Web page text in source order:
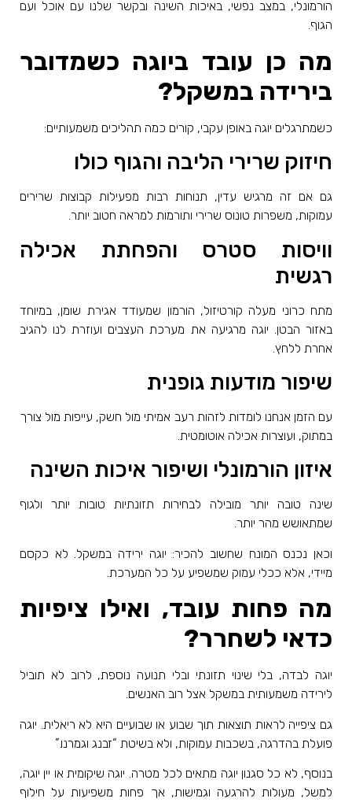
הורמונלי, במצב נפשי, באיכות השינה ובקשר שלנו עם אוכל ועם
הגוף.
מה כן עובד ביוגה כשמדובר
בירידה במשקל?
כשמתרגלים יוגה באופן עקבי, קורים כמה תהליכים משמעותיים:
חיזוק שרירי הליבה והגוף כולו
גם אם זה מרגיש עדין, תנוחות רבות מפעילות קבוצות שרירים
עמוקות, משפרות טונוס שרירי ותורמות למראה חטוב יותר.
וויסות סטרס והפחתת אכילה
רגשית
מתח כרוני מעלה קורטיזול, הורמון שמעודד אגירת שומן, במיוחד
באזור הבטן. יוגה מרגיעה את מערכת העצבים ועוזרת לנו להגיב
אחרת ללחץ
שיפור מודעות גופנית
עם הזמן אנחנו לומדות לזהות רעב אמיתי מול חשק, עייפות מול צורך
במתוק, ועוצרות אכילה אוטומטית.
איזון הורמונלי ושיפור איכות השינה
שינה טובה יותר מובילה לבחירות תזונתיות טובות יותר ולגוף
שמתאושש מהר יותר.
וכאן נכנס המונח שחשוב להכיר: יוגה ירידה במשקל. לא כקסם
מיידי, אלא ככלי עמוק שמשפיע על כל המערכת
מה פחות עובד, ואילו ציפיות
כדאי לשחרר?
יוגה לבדה, בלי שינוי תזונתי ובלי תנועה נוספת, לרוב לא תוביל
לירידה משמעותית במשקל אצל רוב האנשים.
גם ציפייה לראות תוצאות תוך שבוע או שבועיים היא לא ריאלית. יוגה
פועלת בהדרגה, בשכבות עמוקות, ולא בשיטת “זבנג וגמרנו”.
בנוסף, לא כל סגנון יוגה מתאים לכל מטרה. יוגה שיקומית או יין יוגה,
למשל, מעולות להרגעה וגמישות, אך פחות משפיעות על חילוף